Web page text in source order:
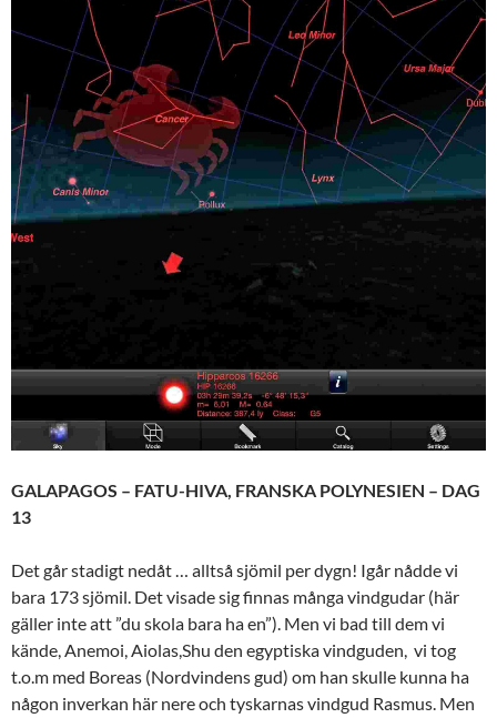
GALAPAGOS – FATU-HIVA, FRANSKA POLYNESIEN – DAG
13
Det går stadigt nedåt … alltså sjömil per dygn! Igår nådde vi
bara 173 sjömil. Det visade sig finnas många vindgudar (här
gäller inte att ”du skola bara ha en”). Men vi bad till dem vi
kände, Anemoi, Aiolas,Shu den egyptiska vindguden, vi tog
t.o.m med Boreas (Nordvindens gud) om han skulle kunna ha
någon inverkan här nere och tyskarnas vindgud Rasmus. Men